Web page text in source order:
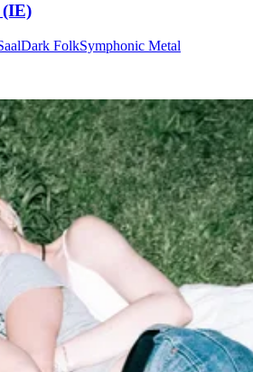
(IE)
Dark FolkSymphonic Metal